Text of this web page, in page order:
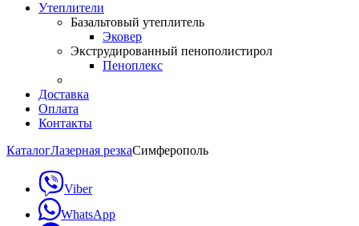
Утеплители
Базальтовый утеплитель
Эковер
Экструдированный пенополистирол
Пеноплекс
Доставка
Оплата
Контакты
КаталогЛазерная резкаСимферополь
Viber
WhatsApp